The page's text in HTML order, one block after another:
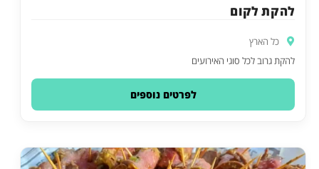
להקת לקום
כל הארץ
להקת גרוב לכל סוגי האירועים
לפרטים נוספים